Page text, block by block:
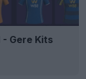
- Gere Kits